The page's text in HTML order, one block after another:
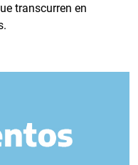
transcurren en